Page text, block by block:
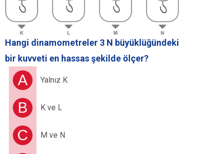
Hangi dinamometreler 3 N büyüklüğündeki
bir kuvveti en hassasşekilde ölçer?
A Yalnız K
B K ve L
C M ve N